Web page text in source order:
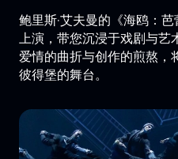
鲍里斯·艾夫曼的《海鸥：
上演，带您沉浸于戏剧与艺
爱情的曲折与创作的煎熬，
彼得堡的舞台。